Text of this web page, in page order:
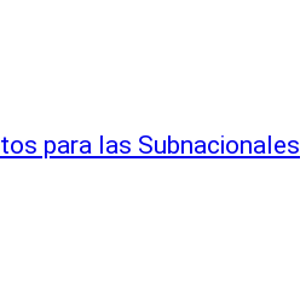
para las Subnacionales